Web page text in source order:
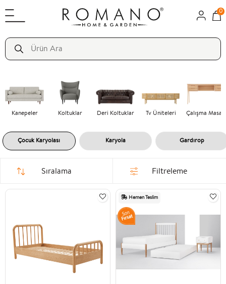
0
Kanepeler Koltuklar Deri Koltuklar Tv Üniteleri Çalışma Masası
Çocuk Karyolası Karyola Gardırop
Filtreleme
Sıralama
Hemen Teslim